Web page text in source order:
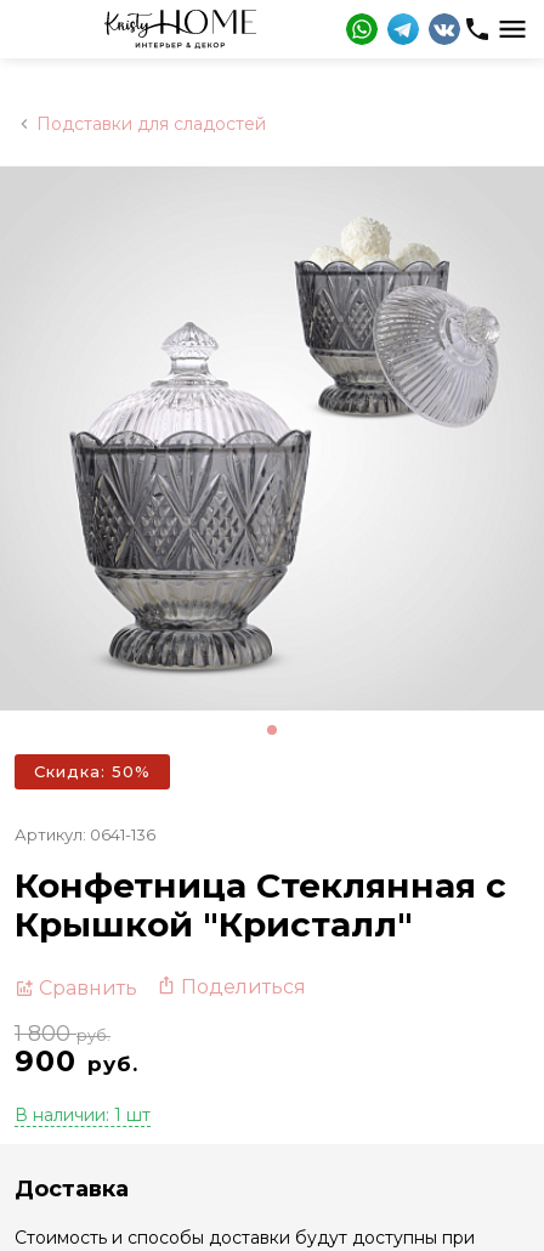
Подставки для сладостей
Скидка: 50%
Артикул: 0641-136
Конфетница Стеклянная с
Крышкой "Кристалл"
Сравнить Поделиться
900 руб.
1 800руб.
В наличии: 1 шт
Доставка
Стоимость и способы доставки будут доступны при